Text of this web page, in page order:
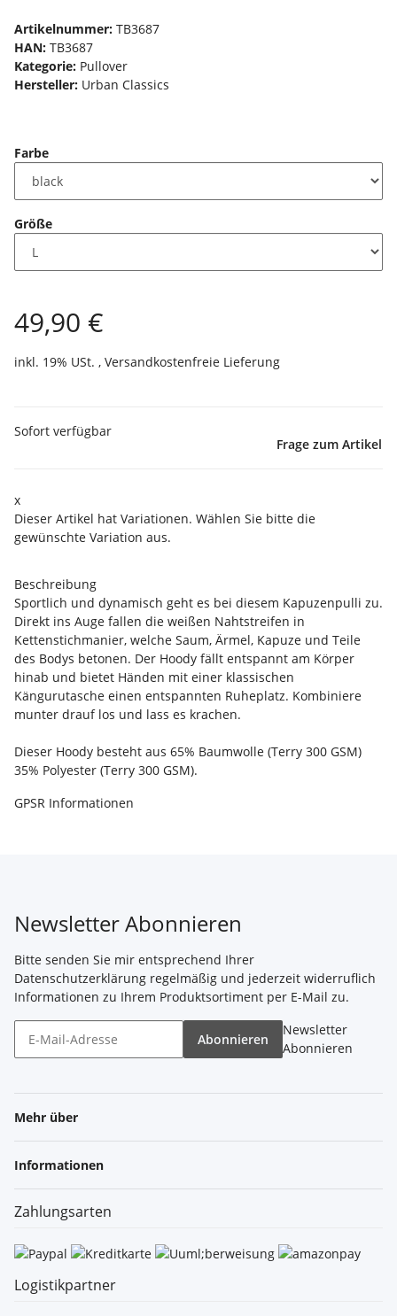
Artikelnummer: TB3687
HAN: TB3687
Kategorie: Pullover
Hersteller: Urban Classics
Farbe
Größe
49,90 €
inkl. 19% USt. , Versandkostenfreie Lieferung
Sofort verfügbar
Frage zum Artikel
x
Dieser Artikel hat Variationen. Wählen Sie bitte die
gewünschte Variation aus.
Beschreibung
Sportlich und dynamisch geht es bei diesem Kapuzenpulli zu.
Direkt ins Auge fallen die weißen Nahtstreifen in
Kettenstichmanier, welche Saum, Ärmel, Kapuze und Teile
des Bodys betonen. Der Hoody fällt entspannt am Körper
hinab und bietet Händen mit einer klassischen
Kängurutasche einen entspannten Ruheplatz. Kombiniere
munter drauf los und lass es krachen.
Dieser Hoody besteht aus 65% Baumwolle (Terry 300 GSM)
35% Polyester (Terry 300 GSM).
GPSR Informationen
Newsletter Abonnieren
Bitte senden Sie mir entsprechend Ihrer
Datenschutzerklärung regelmäßig und jederzeit widerruflich
Informationen zu Ihrem Produktsortiment per E-Mail zu.
Abonnieren
Newsletter
Abonnieren
Mehr über
Informationen
Zahlungsarten
Logistikpartner